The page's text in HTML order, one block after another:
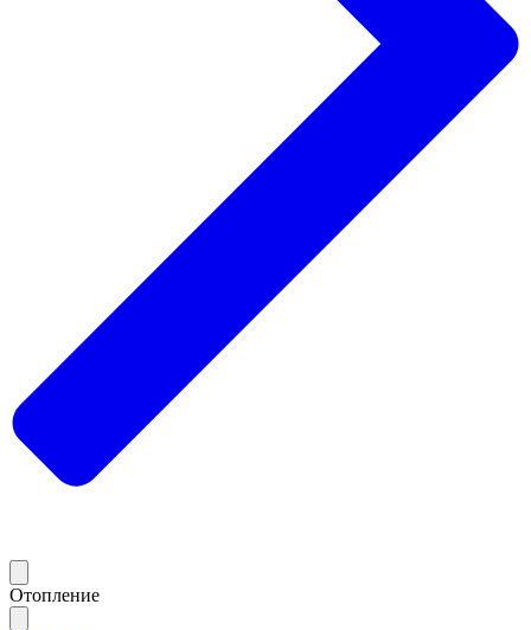
Отопление